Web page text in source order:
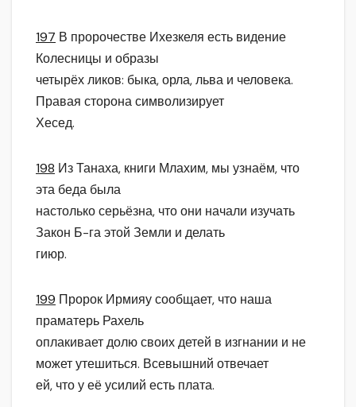
197 В пророчестве Ихезкеля есть видение
Колесницы и образы
четырёх ликов: быка, орла, льва и человека.
Правая сторона символизирует
Хесед.
198 Из Танаха, книги Млахим, мы узнаём, что
эта беда была
настолько серьёзна, что они начали изучать
Закон Б-га этой Земли и делать
гиюр.
199 Пророк Ирмияу сообщает, что наша
праматерь Рахель
оплакивает долю своих детей в изгнании и не
может утешиться. Всевышний отвечает
ей, что у её усилий есть плата.